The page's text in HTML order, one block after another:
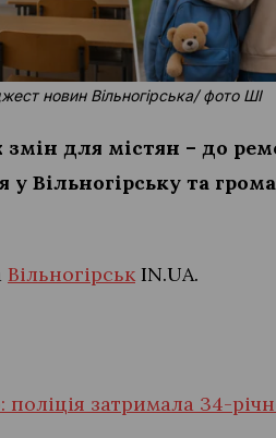
новин Вільногірська/ фото ШІ
для містян – до
Вільногірську та
Вільногірськ IN.UA.
поліція затримала 34-